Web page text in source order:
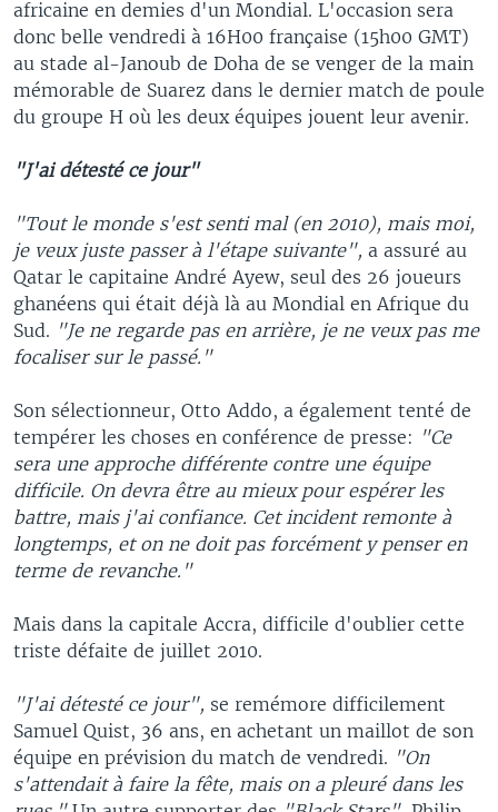
africaine en demies d'un Mondial. L'occasion sera
donc belle vendredi à 16H00 française (15h00 GMT)
au stade al-Janoub de Doha de se venger de la main
mémorable de Suarez dans le dernier match de poule
du groupe H où les deux équipes jouent leur avenir.
"J'ai détesté ce jour"
"Tout le monde s'est senti mal (en 2010), mais moi,
je veux juste passer à l'étape suivante", a assuré au
Qatar le capitaine André Ayew, seul des 26 joueurs
ghanéens qui était déjà là au Mondial en Afrique du
Sud. "Je ne regarde pas en arrière, je ne veux pas me
focaliser sur le passé."
Son sélectionneur, Otto Addo, a également tenté de
tempérer les choses en conférence de presse: "Ce
sera une approche différente contre une équipe
difficile. On devra être au mieux pour espérer les
battre, mais j'ai confiance. Cet incident remonte à
longtemps, et on ne doit pas forcément y penser en
terme de revanche."
Mais dans la capitale Accra, difficile d'oublier cette
triste défaite de juillet 2010.
"J'ai détesté ce jour", se remémore difficilement
Samuel Quist, 36 ans, en achetant un maillot de son
équipe en prévision du match de vendredi. "On
s'attendait à faire la fête, mais on a pleuré dans les